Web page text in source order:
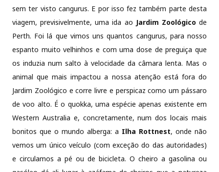
sem ter visto cangurus. E por isso fez também parte desta
viagem, previsivelmente, uma ida ao Jardim Zoológicode
Perth. Foi lá que vimos uns quantos cangurus, para nosso
espanto muito velhinhos e com uma dose de preguiça que
os induzia num salto à velocidade da câmara lenta. Mas o
animal que mais impactou a nossa atenção está fora do
Jardim Zoológico e corre livre e perspicaz como um pássaro
de voo alto. É o quokka, uma espécie apenas existente em
Western Australia e, concretamente, num dos locais mais
bonitos que o mundo alberga: a Ilha Rottnest, onde não
vemos um único veículo (com exceção do das autoridades)
e circulamos a pé ou de bicicleta. O cheiro a gasolina ou